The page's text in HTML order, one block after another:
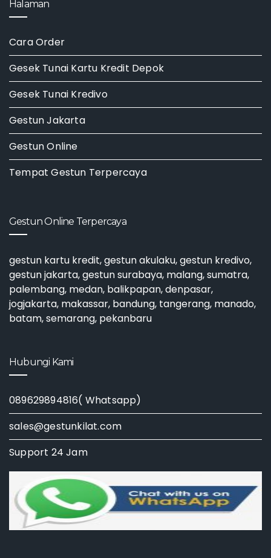
Halaman
Cara Order
Gesek Tunai Kartu Kredit Depok
Gesek Tunai Kredivo
Gestun Jakarta
Gestun Online
Tempat Gestun Terpercaya
Gestun Online Terpercaya
gestun kartu kredit,gestun akulaku,gestun kredivo,
gestun jakarta,gestun surabaya, malang, sumatra,
palembang, medan, balikpapan, denpasar,
jogjakarta, makassar, bandung, tangerang, manado,
batam, semarang, pekanbaru
Hubungi Kami
089629894816( Whatsapp)
sales@gestunkilat.com
Support 24 Jam